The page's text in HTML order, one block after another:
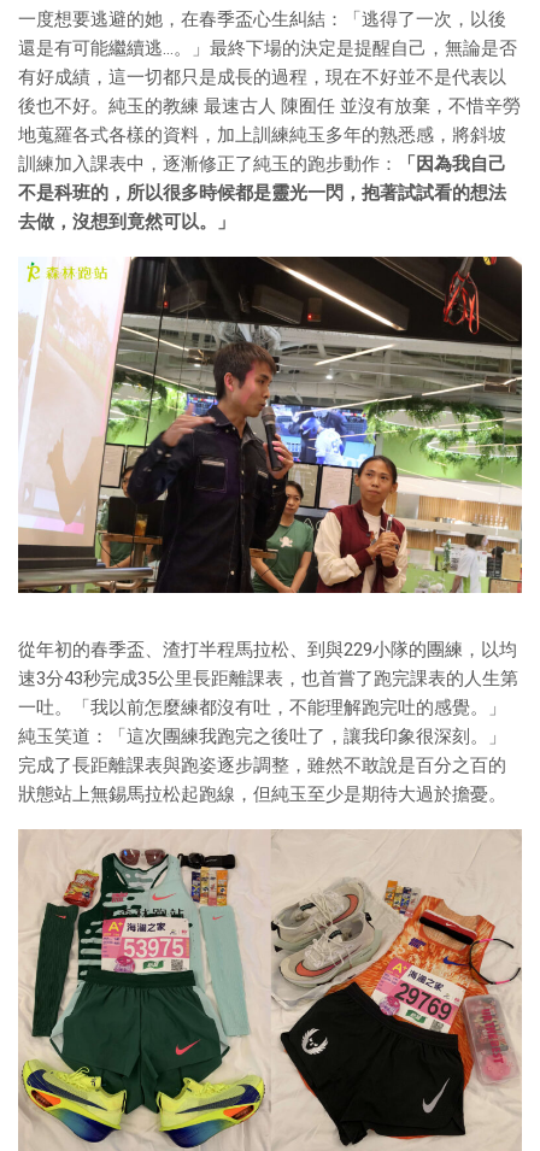
一度想要逃避的她，在春季盃心生糾結：「逃得了一次，以後
還是有可能繼續逃…。」最終下場的決定是提醒自己，無論是否
有好成績，這一切都只是成長的過程，現在不好並不是代表以
後也不好。純玉的教練 最速古人 陳囿任 並沒有放棄，不惜辛勞
地蒐羅各式各樣的資料，加上訓練純玉多年的熟悉感，將斜坡
訓練加入課表中，逐漸修正了純玉的跑步動作：
「因為我自己
不是科班的，所以很多時候都是靈光一閃，抱著試試看的想法
去做，沒想到竟然可以。」
從年初的春季盃、渣打半程馬拉松、到與229小隊的團練，以均
速3分43秒完成35公里長距離課表，也首嘗了跑完課表的人生第
一吐。「我以前怎麼練都沒有吐，不能理解跑完吐的感覺。」
純玉笑道：「這次團練我跑完之後吐了，讓我印象很深刻。」
完成了長距離課表與跑姿逐步調整，雖然不敢說是百分之百的
狀態站上無錫馬拉松起跑線，但純玉至少是期待大過於擔憂。